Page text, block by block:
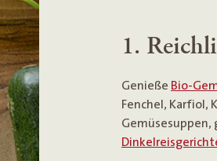
1.
Genieße Bio-
Fenchel, Karfiol,
Gemüsesuppen,